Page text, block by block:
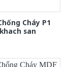
Cháy P1
san